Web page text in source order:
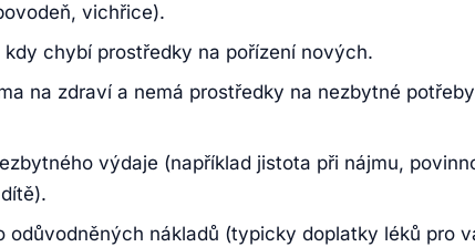
vichřice).
chybí prostředky na pořízení nových.
na zdraví a nemá prostředky na nezbytné
výdaje (například jistota při nájmu,
odůvodněných nákladů (typicky doplatky léků pro